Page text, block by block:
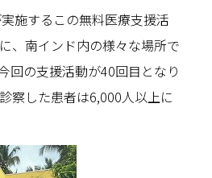
施するこの無料医療支援活
、南インド内の様々な場所で
回の支援活動が40回目となり
察した患者は6,000人以上に